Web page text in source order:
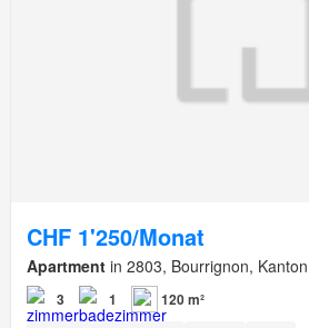
CHF 1'250/Monat
Apartment in 2803, Bourrignon,
3 1 120 m²